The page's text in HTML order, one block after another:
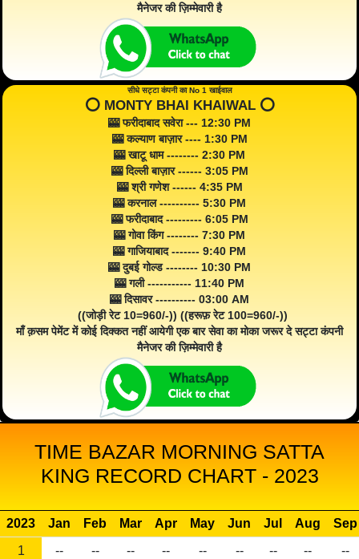
मैनेजर की ज़िम्मेवारी है
सीधे सट्टा कंपनी का No 1 खाईवाल
⭕️ MONTY BHAI KHAIWAL ⭕️
🎰 फरीदाबाद सवेरा --- 12:30 PM
🎰 कल्याण बाज़ार ---- 1:30 PM
🎰 खाटू धाम -------- 2:30 PM
🎰 दिल्ली बाज़ार ------ 3:05 PM
🎰 श्री गणेश ------ 4:35 PM
🎰 करनाल ---------- 5:30 PM
🎰 फरीदाबाद --------- 6:05 PM
🎰 गोवा किंग -------- 7:30 PM
🎰 गाजियाबाद ------- 9:40 PM
🎰 दुबई गोल्ड -------- 10:30 PM
🎰 गली ----------- 11:40 PM
🎰 दिसावर ---------- 03:00 AM
((जोड़ी रेट 10=960/-)) ((हरूफ़ रेट 100=960/-))
माँ क़सम पेमेंट में कोई दिक्कत नहीं आयेगी एक बार सेवा का मोका जरूर दे सट्टा कंपनी
मैनेजर की ज़िम्मेवारी है
TIME BAZAR MORNING SATTA
KING RECORD CHART - 2023
2023 Jan Feb Mar Apr May Jun Jul Aug
Sep
1
-- -- -- -- -- -- -- -- --